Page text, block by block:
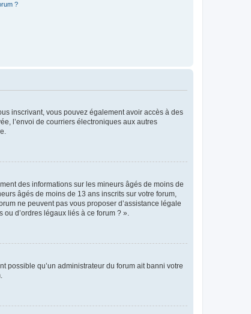
?
inscrivant, vous pouvez également avoir accès à des
l’envoi de courriers électroniques aux autres
des informations sur les mineurs âgés de moins de
âgés de moins de 13 ans inscrits sur votre forum,
ne peuvent pas vous proposer d’assistance légale
d’ordres légaux liés à ce forum ? ».
possible qu’un administrateur du forum ait banni votre